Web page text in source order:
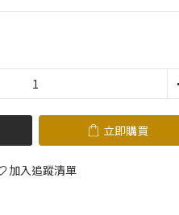
立即購買
加入追蹤清單